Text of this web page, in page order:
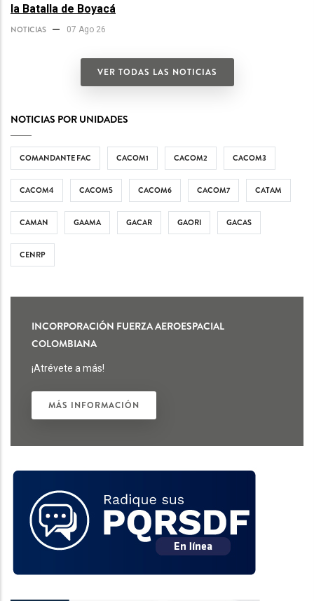
la Batalla de Boyacá
NOTICIAS 07 Ago 26
VER TODAS LAS NOTICIAS
NOTICIAS POR UNIDADES
COMANDANTE FAC CACOM1 CACOM2 CACOM3
CACOM4 CACOM5 CACOM6 CACOM7 CATAM
CAMAN GAAMA GACAR GAORI GACAS
CENRP
INCORPORACIÓN FUERZA AEROESPACIAL
COLOMBIANA
¡Atrévete a más!
MÁS INFORMACIÓN